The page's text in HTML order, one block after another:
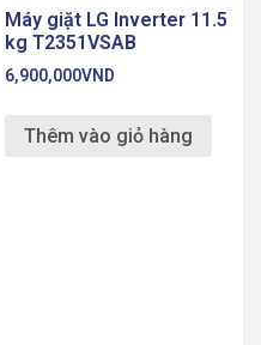
Máy giặt LG Inverter 11.5
kg T2351VSAB
6,900,000VND
Thêm vào giỏ hàng